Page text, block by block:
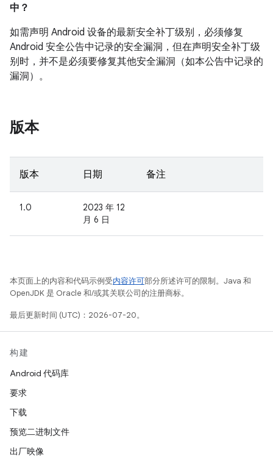
中？
如需声明 Android 设备的最新安全补丁级别，必须修复
Android 安全公告中记录的安全漏洞，但在声明安全补丁级
别时，并不是必须要修复其他安全漏洞（如本公告中记录的
漏洞）。
版本
版本 日期 备注
1.0
2023 年 12
月 6 日
本页面上的内容和代码示例受内容许可部分所述许可的限制。Java 和
OpenJDK 是 Oracle 和/或其关联公司的注册商标。
最后更新时间 (UTC)：2026-07-20。
构建
Android 代码库
要求
下载
预览二进制文件
出厂映像